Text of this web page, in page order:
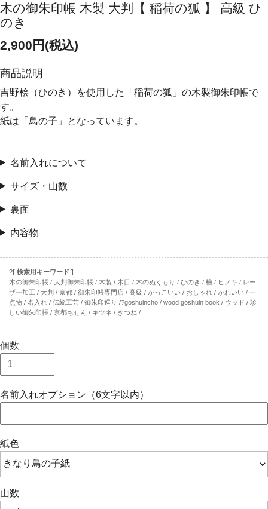
木の御朱印帳 木製 大判【 稲荷の狐 】 高級 ひ
のき
2,900円(税込)
商品説明
吉野桧（ひのき）を使用した「稲荷の狐」の木製御朱印帳で
す。
紙は「鳥の子」となっています。
名前入れについて
サイズ・山数
裏面
内容物
?[ 検索用キーワード ]
木の御朱印帳 / 大判御朱印帳 / 木製 / 木目 / 木のぬくもり / ひのき / 檜 / ヒノキ / レー
ザー加工 / 大判 / 京都 / 御朱印帳専門店 / 高級 / かっこいい / おしゃれ / かわいい / 一
点物 / 名入れ / 伝統工芸 / 御朱印巡り /?goshuincho / wood goshuin book / ウッド / 珍
しい御朱印帳 / 京都ちせん / キツネ / きつね /
個数
名前入れオプション（6文字以内）
紙色
山数